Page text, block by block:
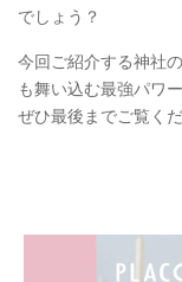
でしょう？
今回ご紹介する神社
も舞い込む最強パワ
ぜひ最後までご覧く